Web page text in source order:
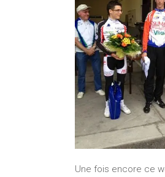
Une fois encore ce